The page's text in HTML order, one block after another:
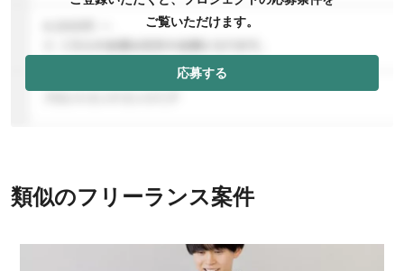
ご覧いただけます。
応募する
類似のフリーランス案件